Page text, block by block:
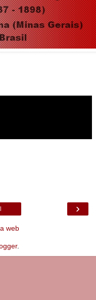
›
web
.